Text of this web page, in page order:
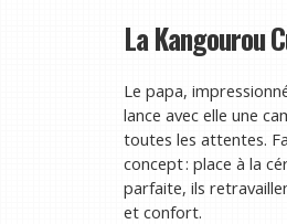
La Kangourou
Le papa,
lance avec elle une
toutes les attentes.
concept : place à la
parfaite, ils
et confort.